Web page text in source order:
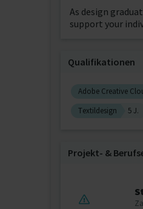
As design
support your
Qualifikationen
Adobe Creative
Textildesign
5 J.
Projekt‐ &